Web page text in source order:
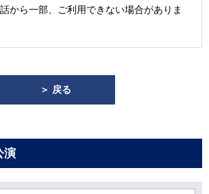
から一部、ご利用できない場合がありま
＞ 戻る
演